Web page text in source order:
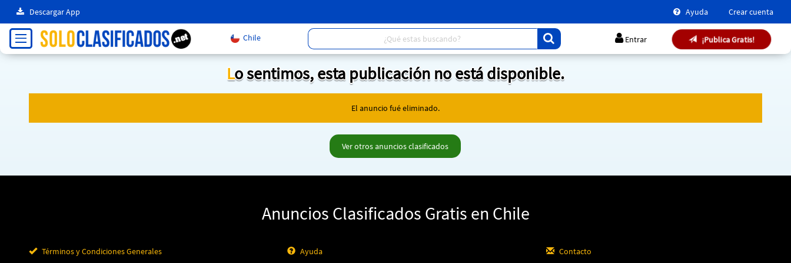
Descargar App Ayuda Crear cuenta
Chile Entrar ¡Publica Gratis!
Lo sentimos, esta publicación no está disponible.
El anuncio fué eliminado.
Ver otros anuncios clasificados
Anuncios Clasificados Gratis en Chile
Términos y Condiciones Generales Ayuda Contacto